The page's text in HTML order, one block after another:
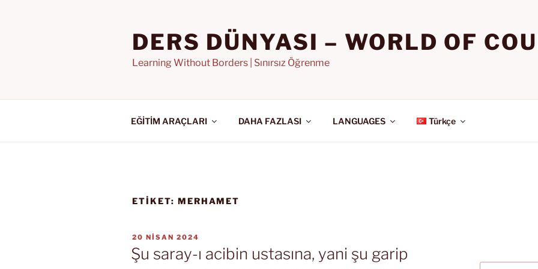
DERS DÜNYASI – WORLD OF
Learning Without Borders | Sınırsız Öğrenme
EĞİTİM ARAÇLARI DAHA FAZLASI LANGUAGES Türkçe
ETIKET: MERHAMET
YAYIM
TARIHI
20 NISAN 2024
Şu saray-ı acibin ustasına, yani şu garip